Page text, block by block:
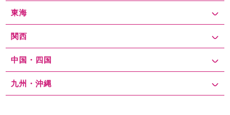
東海
関西
中国・四国
九州・沖縄